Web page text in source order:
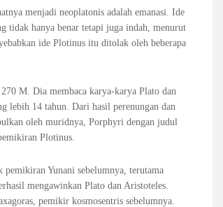
menjadi neoplatonis adalah emanasi. Ide
tidak hanya benar tetapi juga indah, menurut
ide Plotinus itu ditolak oleh beberapa
M. Dia membaca karya-karya Plato dan
lebih 14 tahun. Dari hasil perenungan dan
oleh muridnya, Porphyri dengan judul
Plotinus.
Yunani sebelumnya, terutama
mengawinkan Plato dan Aristoteles.
pemikir kosmosentris sebelumnya.